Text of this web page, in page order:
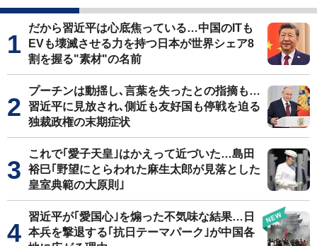
だから習近平は心底焦っている…中国のITも
EVも壊滅させる力を持つ日本が世界シェア8
割を握る"素材"の名前
プーチンは動揺し､言葉を失ったとの指摘も…
習近平に見放され､側近も友好国も停戦を迫る
独裁政権の末期症状
これで｢愛子天皇｣はかえって近づいた…島田
裕巳｢野望にとらわれた麻生太郎が見落とした
皇室典範の大原則｣
習近平が｢愛国心｣を煽った不気味な結果…日
本兵を撃退する｢抗日テーマパーク｣が中国各